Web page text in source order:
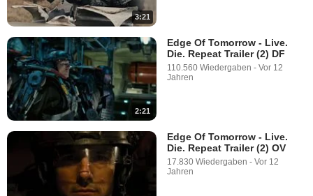
3:21
2:21
Edge Of Tomorrow - Live.
Die. Repeat Trailer (2) DF
110.560 Wiedergaben - Vor 12
Jahren
Edge Of Tomorrow - Live.
Die. Repeat Trailer (2) OV
17.830 Wiedergaben - Vor 12
Jahren